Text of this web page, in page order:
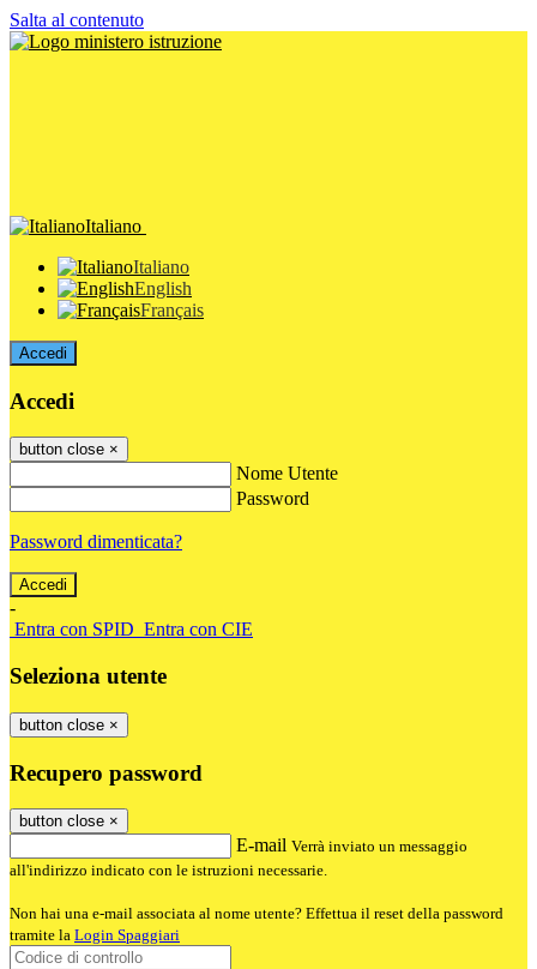
Salta al contenuto
Italiano
Italiano
English
Français
Accedi
Accedi
button close ×
Nome Utente
Password
Password dimenticata?
-
Entra con SPID Entra con CIE
Seleziona utente
button close ×
Recupero password
button close ×
E-mail Verrà inviato un messaggio
all'indirizzo indicato con le istruzioni necessarie.
Non hai una e-mail associata al nome utente? Effettua il reset della password
tramite la Login Spaggiari